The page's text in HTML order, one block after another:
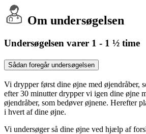
Om undersøgelsen
Undersøgelsen varer 1 - 1 ½ time
Sådan foregår undersøgelsen
Vi drypper først dine øjne med øjendråber,
efter 30 minutter drypper vi igen dine øjne
øjendråber, som bedøver øjnene. Herefter
i hvert af dine øjne.
Vi undersøger så dine øjne ved hjælp af